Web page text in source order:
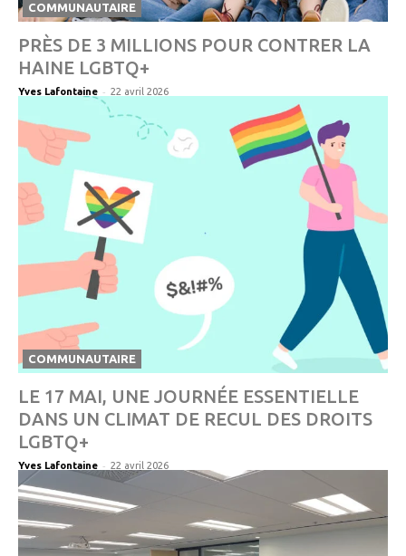
COMMUNAUTAIRE
PRÈS DE 3 MILLIONS POUR CONTRER LA
HAINE LGBTQ+
Yves Lafontaine - 22 avril 2026
COMMUNAUTAIRE
LE 17 MAI, UNE JOURNÉE ESSENTIELLE
DANS UN CLIMAT DE RECUL DES DROITS
LGBTQ+
Yves Lafontaine - 22 avril 2026